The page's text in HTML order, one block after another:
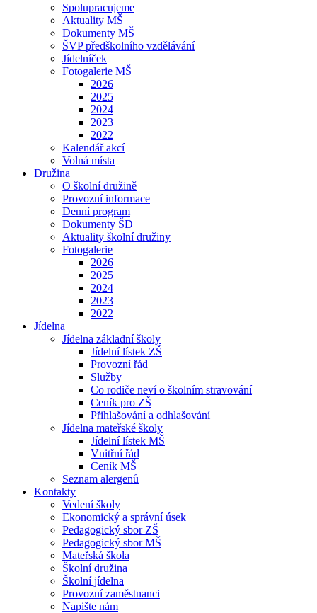
Spolupracujeme
Aktuality MŠ
Dokumenty MŠ
ŠVP předškolního vzdělávání
Jídelníček
Fotogalerie MŠ
2026
2025
2024
2023
2022
Kalendář akcí
Volná místa
Družina
O školní družině
Provozní informace
Denní program
Dokumenty ŠD
Aktuality školní družiny
Fotogalerie
2026
2025
2024
2023
2022
Jídelna
Jídelna základní školy
Jídelní lístek ZŠ
Provozní řád
Služby
Co rodiče neví o školním stravování
Ceník pro ZŠ
Přihlašování a odhlašování
Jídelna mateřské školy
Jídelní lístek MŠ
Vnitřní řád
Ceník MŠ
Seznam alergenů
Kontakty
Vedení školy
Ekonomický a správní úsek
Pedagogický sbor ZŠ
Pedagogický sbor MŠ
Mateřská škola
Školní družina
Školní jídelna
Provozní zaměstnanci
Napište nám